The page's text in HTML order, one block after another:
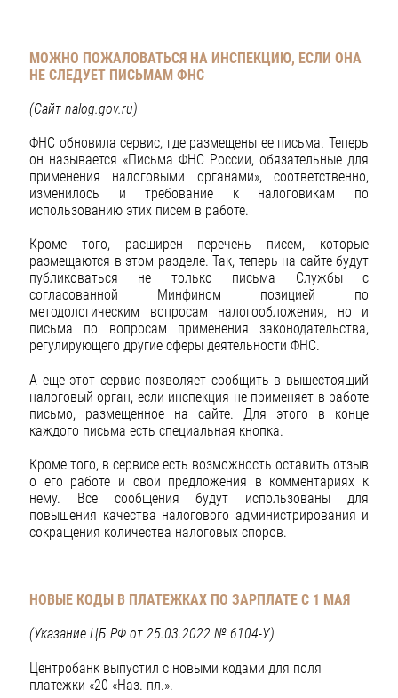
МОЖНО ПОЖАЛОВАТЬСЯ НА ИНСПЕКЦИЮ, ЕСЛИ ОНА
НЕ СЛЕДУЕТ ПИСЬМАМ ФНС
(Сайт nalog.gov.ru)
ФНС обновила сервис, где размещены ее письма. Теперь
он называется «Письма ФНС России, обязательные для
применения налоговыми органами», соответственно,
изменилось и требование к налоговикам по
использованию этих писем в работе.
Кроме того, расширен перечень писем, которые
размещаются в этом разделе. Так, теперь на сайте будут
публиковаться не только письма Службы с
согласованной Минфином позицией по
методологическим вопросам налогообложения, но и
письма по вопросам применения законодательства,
регулирующего другие сферы деятельности ФНС.
А еще этот сервис позволяет сообщить в вышестоящий
налоговый орган, если инспекция не применяет в работе
письмо, размещенное на сайте. Для этого в конце
каждого письма есть специальная кнопка.
Кроме того, в сервисе есть возможность оставить отзыв
о его работе и свои предложения в комментариях к
нему. Все сообщения будут использованы для
повышения качества налогового администрирования и
сокращения количества налоговых споров.
НОВЫЕ КОДЫ В ПЛАТЕЖКАХ ПО ЗАРПЛАТЕ С 1 МАЯ
(Указание ЦБ РФ от 25.03.2022 № 6104-У)
Центробанк выпустил с новыми кодами для поля
платежки «20 «Наз. пл.».